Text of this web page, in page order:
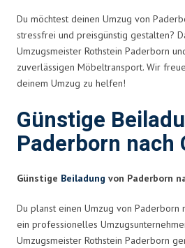
Du möchtest deinen Umzug von
stressfrei und preisgünstig gestalten?
Umzugsmeister Rothstein Paderborn
zuverlässigen Möbeltransport. Wir
deinem Umzug zu helfen!
Günstige
Paderborn nach
Günstige Beiladung von Paderborn
Du planst einen Umzug von Paderborn
ein professionelles
Umzugsmeister Rothstein Paderborn